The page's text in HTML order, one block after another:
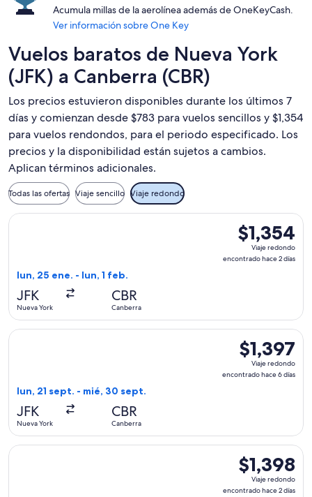
Acumula millas de la aerolínea además de OneKeyCash.
Ver información sobre One Key
Vuelos baratos de Nueva York
(JFK) a Canberra (CBR)
Los precios estuvieron disponibles durante los últimos 7
días y comienzan desde $783 para vuelos sencillos y $1,354
para vuelos rendondos, para el periodo especificado. Los
precios y la disponibilidad están sujetos a cambios.
Aplican términos adicionales.
Todas las ofertas Viaje sencillo Viaje redondo
$1,354
Viaje
redondo,
$1,354
Viaje redondo
encontrado hace 2 días
lun, 25 ene. - lun, 1 feb.
JFK
Nueva York
CBR
Canberra
Seleccionar vuelo de Qatar Airways, con salida el lun, 25
$1,397
Viaje
redondo,
$1,397
Viaje redondo
encontrado hace 6 días
lun, 21 sept. - mié, 30 sept.
JFK
Nueva York
CBR
Canberra
Seleccionar vuelo de American Airlines, con salida el lun,
$1,398
Viaje
redondo,
$1,398
Viaje redondo
encontrado hace 2 días
Seleccionar vuelo de American Airlines, con salida el mar,